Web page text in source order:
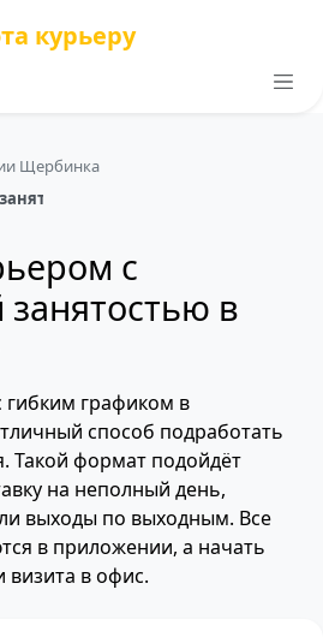
Щербинка
с
в
гибким графиком в
способ подработать
Такой формат подойдёт
на неполный день,
выходы по выходным. Все
в приложении, а начать
в офис.